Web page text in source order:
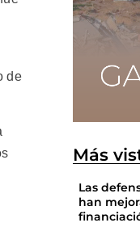
de
Más
Las
han